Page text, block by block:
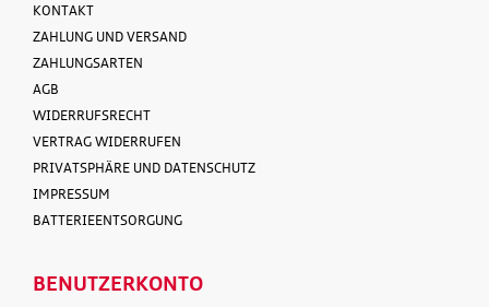
KONTAKT
ZAHLUNG UND VERSAND
ZAHLUNGSARTEN
AGB
WIDERRUFSRECHT
VERTRAG WIDERRUFEN
PRIVATSPHÄRE UND DATENSCHUTZ
IMPRESSUM
BATTERIEENTSORGUNG
BENUTZERKONTO